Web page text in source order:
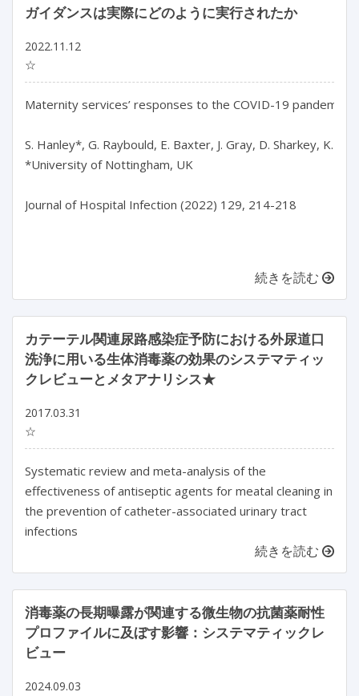
ガイダンスは実際にどのように実行されたか
2022.11.12
☆
Maternity services’ responses to the COVID-19 pandemic:
S. Hanley*, G. Raybould, E. Baxter, J. Gray, D. Sharkey, K.F.
*University of Nottingham, UK
Journal of Hospital Infection (2022) 129, 214-218
続きを読む
カテーテル関連尿路感染症予防における外尿道口
洗浄に用いる生体消毒薬の効果のシステマティッ
クレビューとメタアナリシス★
2017.03.31
☆
Systematic review and meta-analysis of the
effectiveness of antiseptic agents for meatal cleaning in
the prevention of catheter-associated urinary tract
infections
続きを読む
消毒薬の長期曝露が関連する微生物の抗菌薬耐性
プロファイルに及ぼす影響：システマティックレ
ビュー
2024.09.03